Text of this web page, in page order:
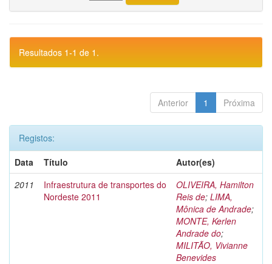
Resultados 1-1 de 1.
Anterior 1 Próxima
Registos:
Data
Título
Autor(es)
2011
Infraestrutura de transportes do
Nordeste 2011
OLIVEIRA, Hamilton
Reis de; LIMA,
Mônica de Andrade;
MONTE, Kerlen
Andrade do;
MILITÃO, Vivianne
Benevides